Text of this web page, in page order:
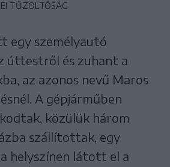
TŰZOLTÓSÁG
egy személyautó
úttestről és zuhant a
az azonos nevű Maros
A gépjárműben
közülük három
szállítottak, egy
helyszínen látott el a